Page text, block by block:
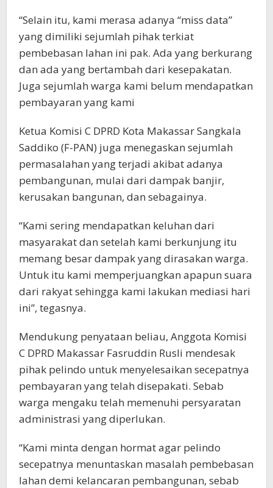
“Selain itu, kami merasa adanya “miss data”
yang dimiliki sejumlah pihak terkiat
pembebasan lahan ini pak. Ada yang berkurang
dan ada yang bertambah dari kesepakatan.
Juga sejumlah warga kami belum mendapatkan
pembayaran yang kami
Ketua Komisi C DPRD Kota Makassar Sangkala
Saddiko (F-PAN) juga menegaskan sejumlah
permasalahan yang terjadi akibat adanya
pembangunan, mulai dari dampak banjir,
kerusakan bangunan, dan sebagainya.
“Kami sering mendapatkan keluhan dari
masyarakat dan setelah kami berkunjung itu
memang besar dampak yang dirasakan warga.
Untuk itu kami memperjuangkan apapun suara
dari rakyat sehingga kami lakukan mediasi hari
ini”, tegasnya.
Mendukung penyataan beliau, Anggota Komisi
C DPRD Makassar Fasruddin Rusli mendesak
pihak pelindo untuk menyelesaikan secepatnya
pembayaran yang telah disepakati. Sebab
warga mengaku telah memenuhi persyaratan
administrasi yang diperlukan.
“Kami minta dengan hormat agar pelindo
secepatnya menuntaskan masalah pembebasan
lahan demi kelancaran pembangunan, sebab